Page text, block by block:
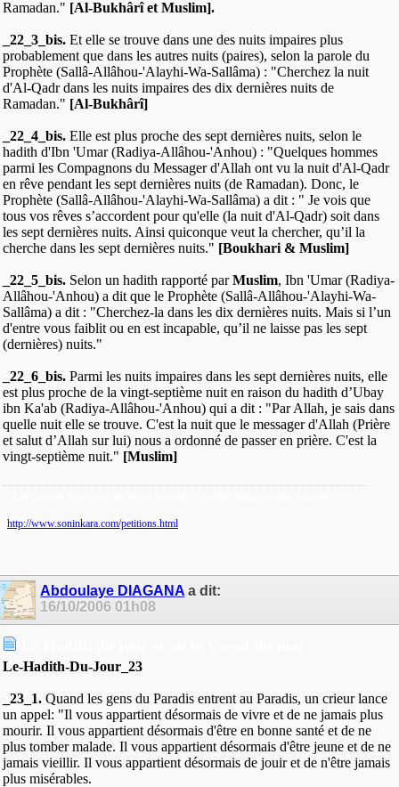
Ramadan." [Al-Bukhârî et Muslim].
_22_3_bis. Et elle se trouve dans une des nuits impaires plus
probablement que dans les autres nuits (paires), selon la parole du
Prophète (Sallâ-Allâhou-'Alayhi-Wa-Sallâma) : "Cherchez la nuit
d'Al-Qadr dans les nuits impaires des dix dernières nuits de
Ramadan." [Al-Bukhârî]
_22_4_bis. Elle est plus proche des sept dernières nuits, selon le
hadith d'Ibn 'Umar (Radiya-Allâhou-'Anhou) : "Quelques hommes
parmi les Compagnons du Messager d'Allah ont vu la nuit d'Al-Qadr
en rêve pendant les sept dernières nuits (de Ramadan). Donc, le
Prophète (Sallâ-Allâhou-'Alayhi-Wa-Sallâma) a dit : " Je vois que
tous vos rêves s’accordent pour qu'elle (la nuit d'Al-Qadr) soit dans
les sept dernières nuits. Ainsi quiconque veut la chercher, qu’il la
cherche dans les sept dernières nuits." [Boukhari & Muslim]
_22_5_bis. Selon un hadith rapporté parMuslim, Ibn 'Umar (Radiya-
Allâhou-'Anhou) a dit que le Prophète (Sallâ-Allâhou-'Alayhi-Wa-
Sallâma) a dit : "Cherchez-la dans les dix dernières nuits. Mais si l’un
d'entre vous faiblit ou en est incapable, qu’il ne laisse pas les sept
(dernières) nuits."
_22_6_bis. Parmi les nuits impaires dans les sept dernières nuits, elle
est plus proche de la vingt-septième nuit en raison du hadith d’Ubay
ibn Ka'ab (Radiya-Allâhou-'Anhou) qui a dit : "Par Allah, je sais dans
quelle nuit elle se trouve. C'est la nuit que le messager d'Allah (Prière
et salut d’Allah sur lui) nous a ordonné de passer en prière. C'est la
vingt-septième nuit." [Muslim]
http://www.soninkara.com/petitions.html
Abdoulaye DIAGANA a dit:
16/10/2006 01h08
Le-Hadith-Du-Jour_23
_23_1. Quand les gens du Paradis entrent au Paradis, un crieur lance
un appel: "Il vous appartient désormais de vivre et de ne jamais plus
mourir. Il vous appartient désormais d'être en bonne santé et de ne
plus tomber malade. Il vous appartient désormais d'être jeune et de ne
jamais vieillir. Il vous appartient désormais de jouir et de n'être jamais
plus misérables.